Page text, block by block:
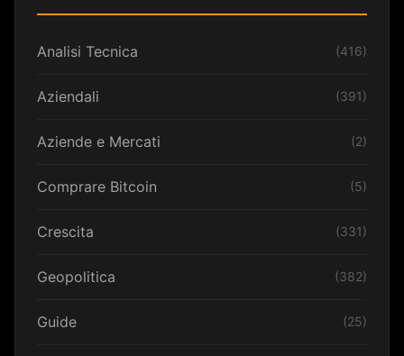
Analisi Tecnica (416)
Aziendali (391)
Aziende e Mercati (2)
Comprare Bitcoin (5)
Crescita (331)
Geopolitica (382)
Guide (25)